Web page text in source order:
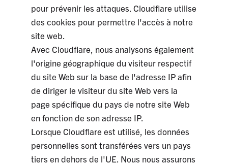
pour prévenir les attaques. Cloudflare utilise
des cookies pour permettre l'accès à notre
site web.
Avec Cloudflare, nous analysons également
l'origine géographique du visiteur respectif
du site Web sur la base de l'adresse IP afin
de diriger le visiteur du site Web vers la
page spécifique du pays de notre site Web
en fonction de son adresse IP.
Lorsque Cloudflare est utilisé, les données
personnelles sont transférées vers un pays
tiers en dehors de l'UE. Nous nous assurons